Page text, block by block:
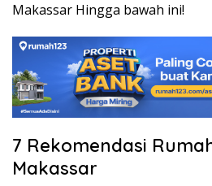
Makassar Hingga bawah ini!
7 Rekomendasi
Makassar